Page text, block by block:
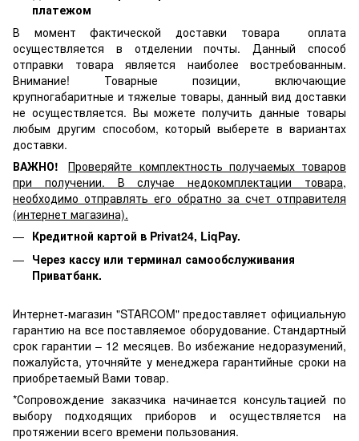
платежом
В момент фактической доставки товара оплата
осуществляется в отделении почты. Данный способ
отправки товара является наиболее востребованным.
Внимание! Товарные позиции, включающие
крупногабаритные и тяжелые товары, данный вид доставки
не осуществляется. Вы можете получить данные товары
любым другим способом, который выберете в вариантах
доставки.
ВАЖНО!
Проверяйте комплектность получаемых товаров
при получении. В случае недокомплектации товара,
необходимо отправлять его обратно за счет отправителя
(интернет магазина).
Кредитной картой в Privat24, LiqPay.
Через кассу или терминал самообслуживания
Приватбанк.
Интернет-магазин "STARCOM" предоставляет официальную
гарантию на все поставляемое оборудование. Стандартный
срок гарантии – 12 месяцев. Во избежание недоразумений,
пожалуйста, уточняйте у менеджера гарантийные сроки на
приобретаемый Вами товар.
*Сопровождение заказчика начинается консультацией по
выбору подходящих приборов и осуществляется на
протяжении всего времени пользования.